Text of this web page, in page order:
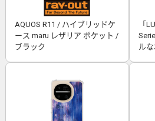
AQUOS R11 / ハイブリッドケ
ース maru レザリア ポケット /
ブラック
「
ル